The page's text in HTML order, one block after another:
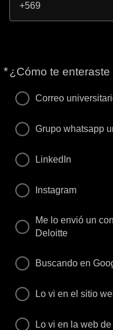
*¿Cómo te
Obligatorio
Correo
Grupo whatsapp
LinkedIn
Instagram
Me lo envió un
Deloitte
Buscando en
Lo vi en el sitio
Lo vi en la web